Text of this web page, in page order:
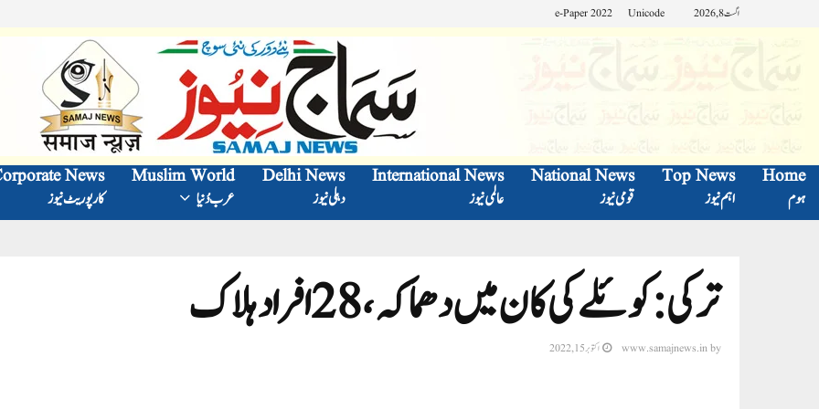
اگست 8, 2026 Unicode
e-Paper 2022
Home
ہوم
Top News
اہم نیوز
National News
قومی نیوز
International News
عالمی نیوز
Delhi News
دہلی نیوز
Muslim World
عرب دُنیا
News
کارپوریٹ نیوز
ترکی: کوئلے کی کان میں دھماکہ، 28 افراد ہلاک
by
www.samajnews.in اکتوبر 15, 2022